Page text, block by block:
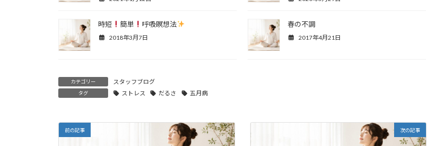
時短 簡単 呼吸瞑想法
2018年3月7日
春の不調
2017年4月21日
カテゴリー スタッフブログ
タグ ストレス だるさ 五月病
前の記事 次の記事